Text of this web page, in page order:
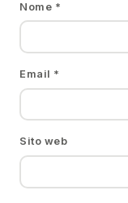
Nome *
Email *
Sito web